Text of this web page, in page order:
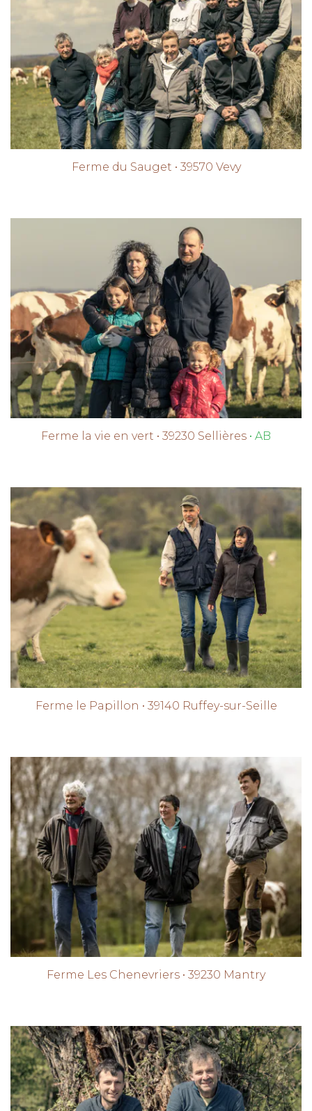
Ferme du Sauget • 39570 Vevy
Ferme la vie en vert • 39230 Sellières • AB
Ferme le Papillon • 39140 Ruffey-sur-Seille
Ferme Les Chenevriers • 39230 Mantry